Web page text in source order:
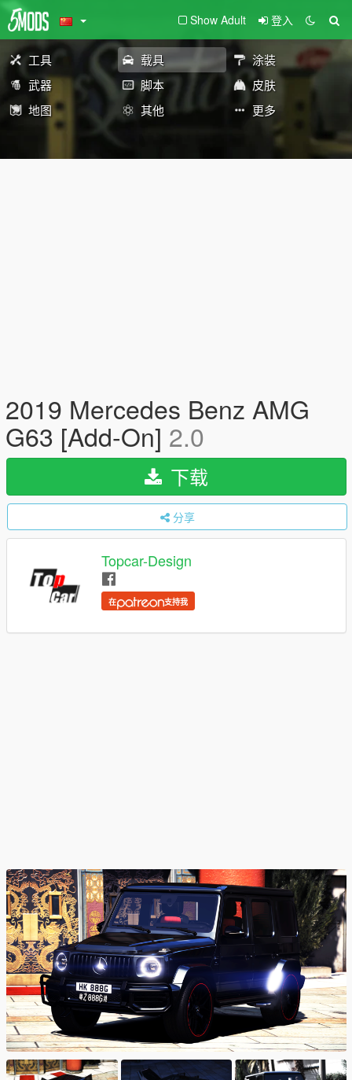
Show Adult 登入
工具 载具
涂装
武器
脚本
皮肤
地图
其他 更多
2019 Mercedes Benz AMG
G63 [Add-On] 2.0
下载
分享
Topcar-Design
在 支持我